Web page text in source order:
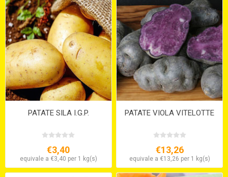
PATATE SILA I.G.P.
€3,40
equivale a €3,40 per 1 kg(s)
PATATE VIOLA VITELOTTE
€13,26
equivale a €13,26 per 1 kg(s)